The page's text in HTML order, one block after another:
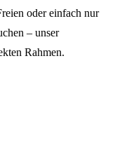
oder einfach nur
– unser
Rahmen.